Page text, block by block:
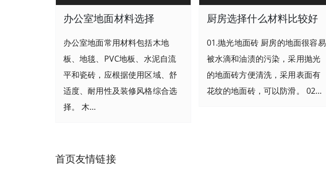
办公室地面材料选择
办公室地面常用材料包括木地
板、地毯、PVC地板、水泥自流
平和瓷砖，应根据使用区域、舒
适度、耐用性及装修风格综合选
择。 木…
厨房选择什么材料比较好
01.抛光地面砖 厨房的地面很容易
被水滴和油渍的污染，采用抛光
的地面砖方便清洗，采用表面有
花纹的地面砖，可以防滑。 02…
首页友情链接